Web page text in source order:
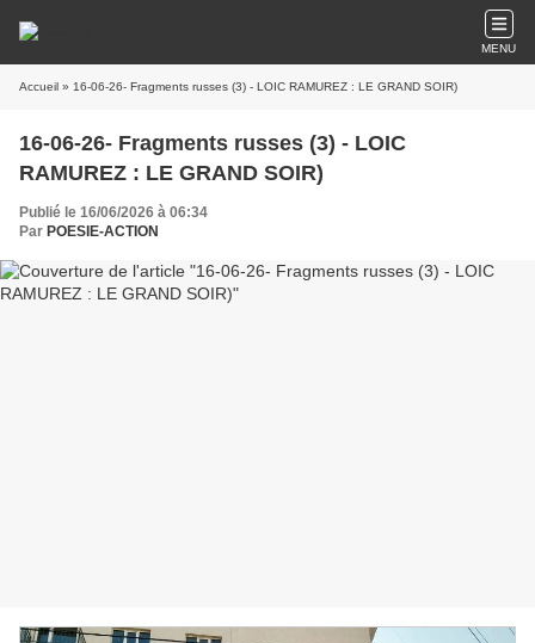
MENU
Accueil » 16-06-26- Fragments russes (3) - LOIC RAMUREZ : LE GRAND SOIR)
16-06-26- Fragments russes (3) - LOIC
RAMUREZ : LE GRAND SOIR)
Publié le 16/06/2026 à 06:34
Par POESIE-ACTION